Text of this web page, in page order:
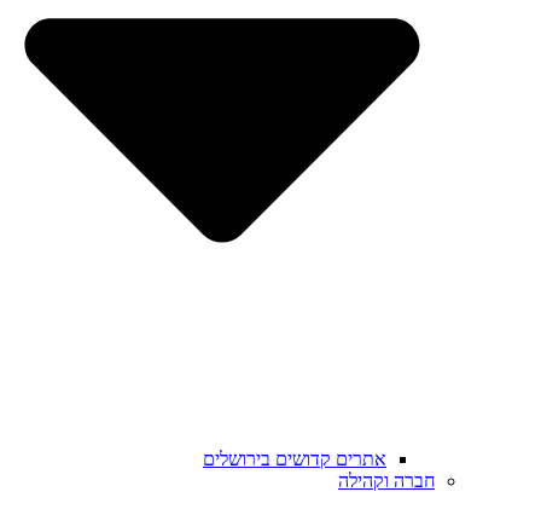
אתרים קדושים בירושלים
חברה וקהילה